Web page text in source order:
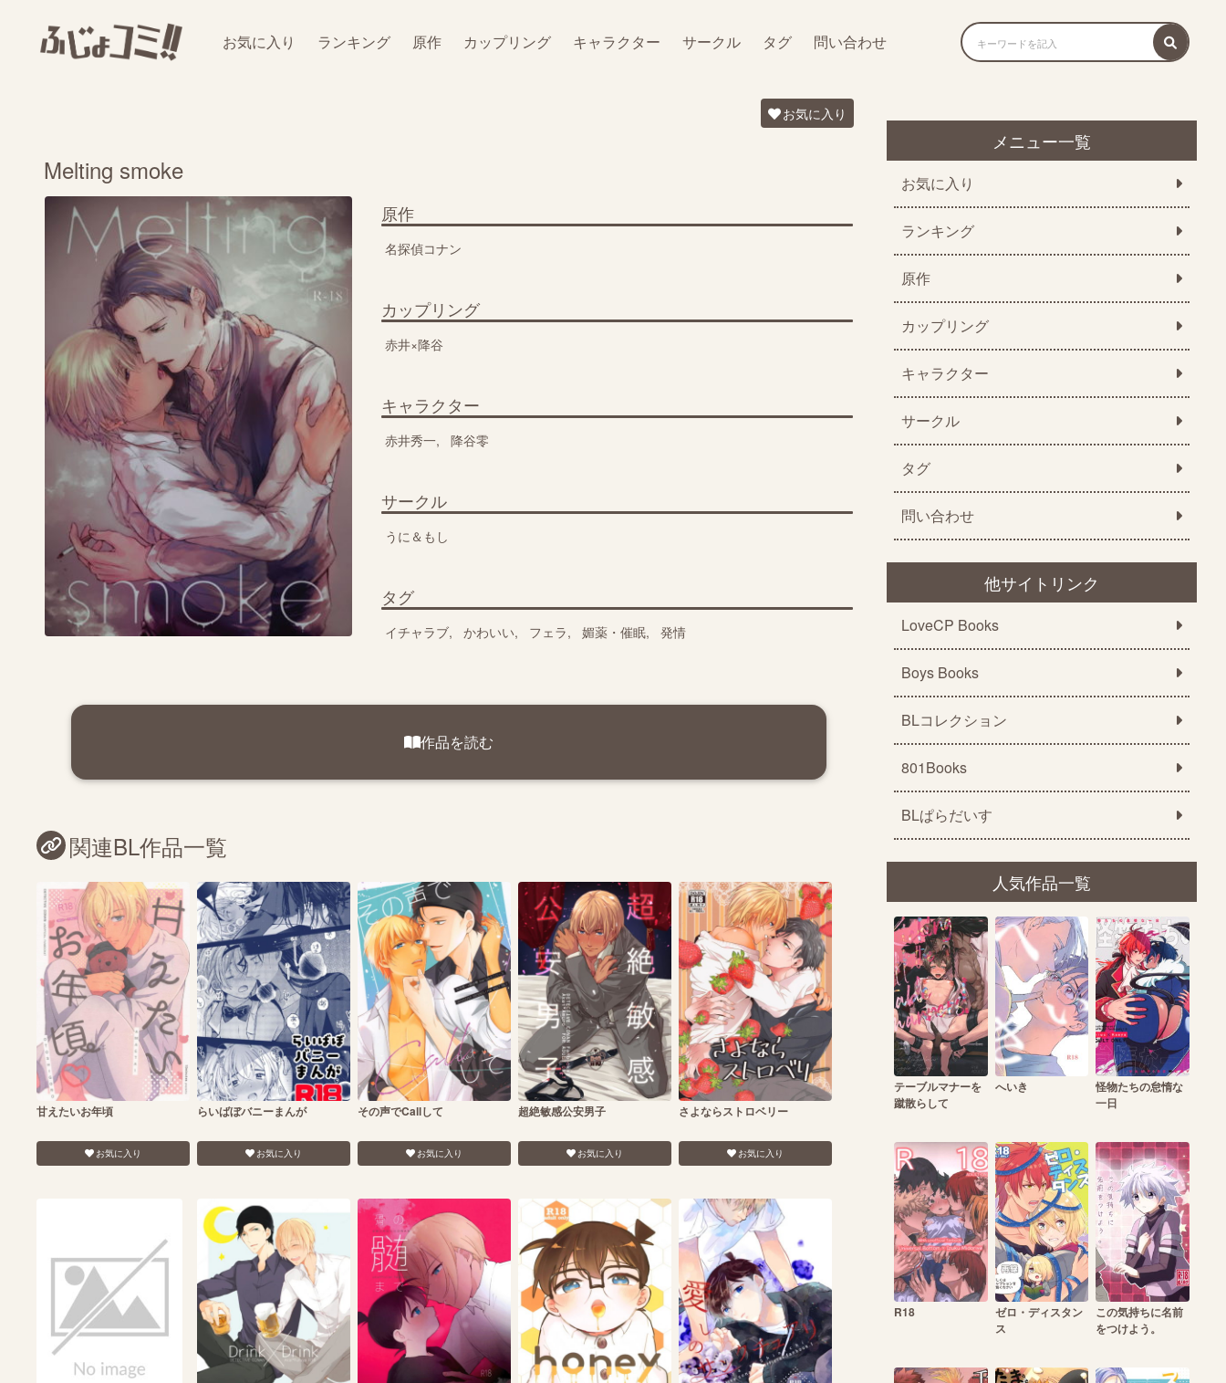
お気に入り ランキング 原作 カップリング キャラクター サークル タグ 問い合わせ
お気に入り
Melting smoke
原作
名探偵コナン
カップリング
赤井×降谷
キャラクター
赤井秀一 降谷零
サークル
うに＆もし
タグ
イチャラブ かわいい フェラ 媚薬・催眠 発情
作品を読む
関連BL作品一覧
甘えたいお年頃
お気に入り
らいばぼバニーまんが
お気に入り
その声でCallして
お気に入り
超絶敏感公安男子
お気に入り
さよならストロベリー
お気に入り
メニュー一覧
お気に入り
ランキング
原作
カップリング
キャラクター
サークル
タグ
問い合わせ
他サイトリンク
LoveCP Books
Boys Books
BLコレクション
801Books
BLぱらだいす
人気作品一覧
テーブルマナーを
蹴散らして
へいき
怪物たちの怠惰な
一日
R18
ゼロ・ディスタン
ス
この気持ちに名前
をつけよう。